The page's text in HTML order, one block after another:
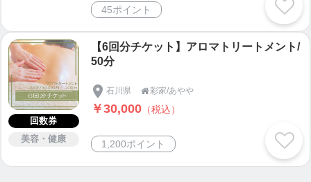
45ポイント
回数券
美容・健康
【6回分チケット】アロマトリートメント/
50分
石川県 彩家/あやや
￥30,000 （税込）
1,200ポイント